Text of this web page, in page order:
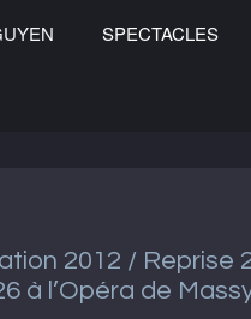
SPECTACLES
2012 / Reprise
à l’Opéra de